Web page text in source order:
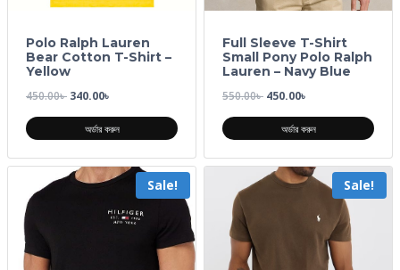
Polo Ralph Lauren
Bear Cotton T-Shirt –
Yellow
450.00৳ 340.00৳
অর্ডার করুন
Full Sleeve T-Shirt
Small Pony Polo Ralph
Lauren – Navy Blue
550.00৳ 450.00৳
অর্ডার করুন
Sale! Sale!